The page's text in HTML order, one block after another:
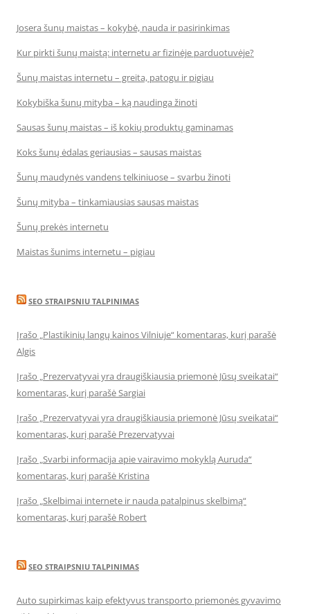
Josera šunų maistas – kokybė, nauda ir pasirinkimas
Kur pirkti šunų maistą: internetu ar fizinėje parduotuvėje?
Šunų maistas internetu – greita, patogu ir pigiau
Kokybiška šunų mityba – ką naudinga žinoti
Sausas šunų maistas – iš kokių produktų gaminamas
Koks šunų ėdalas geriausias – sausas maistas
Šunų maudynės vandens telkiniuose – svarbu žinoti
Šunų mityba – tinkamiausias sausas maistas
Šunų prekės internetu
Maistas šunims internetu – pigiau
SEO STRAIPSNIU TALPINIMAS
Įrašo „Plastikinių langų kainos Vilniuje“ komentaras, kurį parašė
Algis
Įrašo „Prezervatyvai yra draugiškiausia priemonė Jūsų sveikatai“
komentaras, kurį parašė Sargiai
Įrašo „Prezervatyvai yra draugiškiausia priemonė Jūsų sveikatai“
komentaras, kurį parašė Prezervatyvai
Įrašo „Svarbi informacija apie vairavimo mokyklą Auruda“
komentaras, kurį parašė Kristina
Įrašo „Skelbimai internete ir nauda patalpinus skelbimą“
komentaras, kurį parašė Robert
SEO STRAIPSNIU TALPINIMAS
Auto supirkimas kaip efektyvus transporto priemonės gyvavimo